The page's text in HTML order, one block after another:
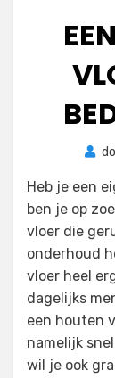
Heb je een
ben je op
vloer die
onderhoud
vloer heel
dagelijks
een houten
namelijk
wil je ook